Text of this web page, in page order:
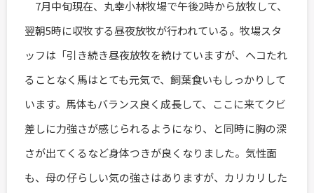
7月中旬現在、丸幸小林牧場で午後2時から放牧して、
翌朝5時に収牧する昼夜放牧が行われている。牧場スタ
ッフは「引き続き昼夜放牧を続けていますが、ヘコたれ
ることなく馬はとても元気で、飼葉食いもしっかりして
います。馬体もバランス良く成長して、ここに来てクビ
差しに力強さが感じられるようになり、と同時に胸の深
さが出てくるなど身体つきが良くなりました。気性面
も、母の仔らしい気の強さはありますが、カリカリした